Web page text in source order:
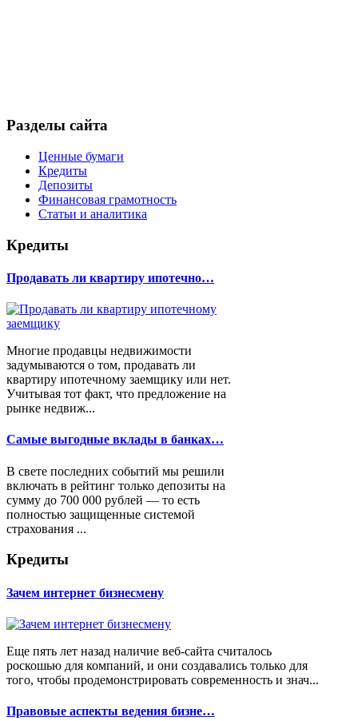
Разделы сайта
Ценные бумаги
Кредиты
Депозиты
Финансовая грамотность
Статьи и аналитика
Кредиты
Продавать ли квартиру ипотечно…
Многие продавцы недвижимости
задумываются о том, продавать ли
квартиру ипотечному заемщику или нет.
Учитывая тот факт, что предложение на
рынке недвиж...
Самые выгодные вклады в банках…
В свете последних событий мы решили
включать в рейтинг только депозиты на
сумму до 700 000 рублей — то есть
полностью защищенные системой
страхования ...
Кредиты
Зачем интернет бизнесмену
Еще пять лет назад наличие веб-сайта считалось
роскошью для компаний, и они создавались только для
того, чтобы продемонстрировать современность и знач...
Правовые аспекты ведения бизне…